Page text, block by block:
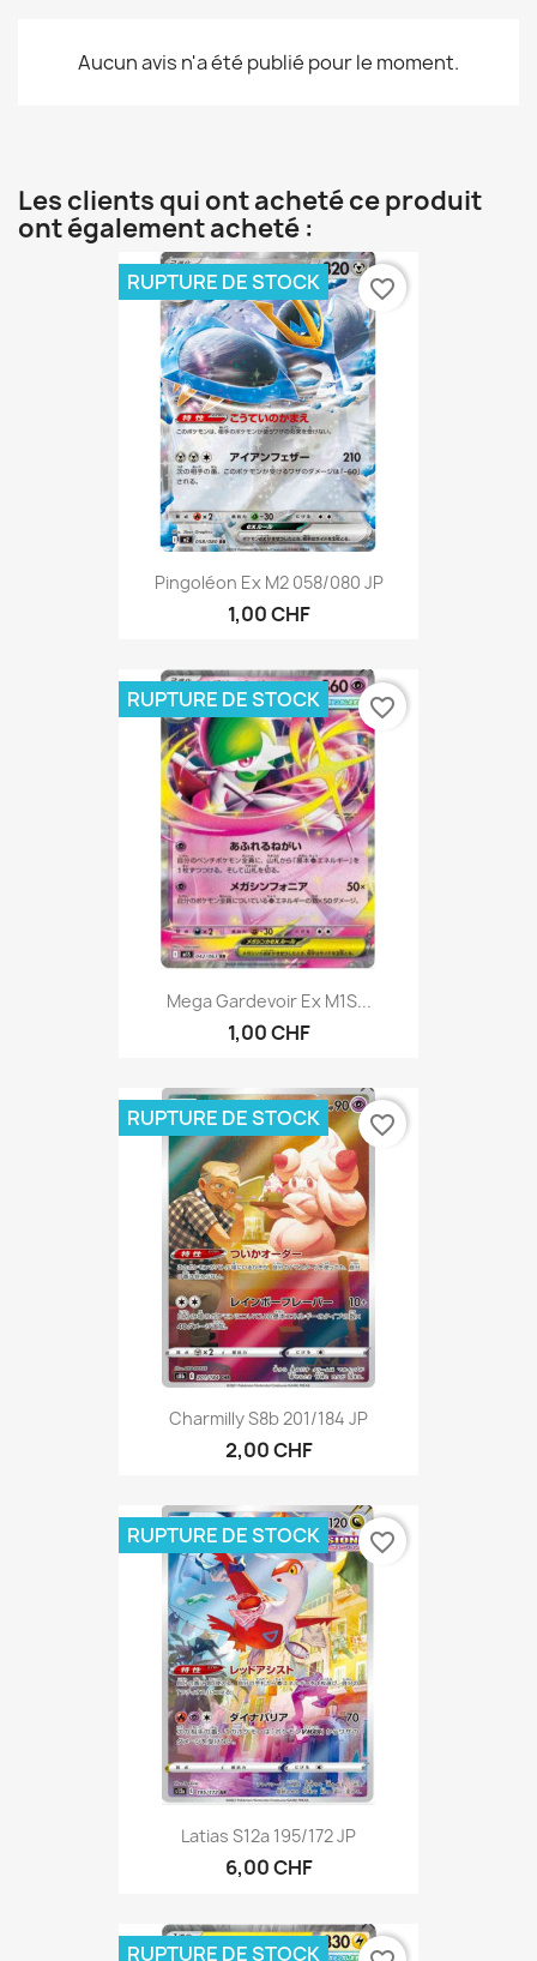
Aucun avis n'a été publié pour le moment.
Les clients qui ont acheté ce produit
ont également acheté :
Pingoléon Ex M2 058/080 JP
1,00 CHF
RUPTURE DE STOCK favorite_border
Mega Gardevoir Ex M1S...
1,00 CHF
RUPTURE DE STOCK favorite_border
Charmilly S8b 201/184 JP
2,00 CHF
RUPTURE DE STOCK favorite_border
Latias S12a 195/172 JP
6,00 CHF
RUPTURE DE STOCK favorite_border
RUPTURE DE STOCK